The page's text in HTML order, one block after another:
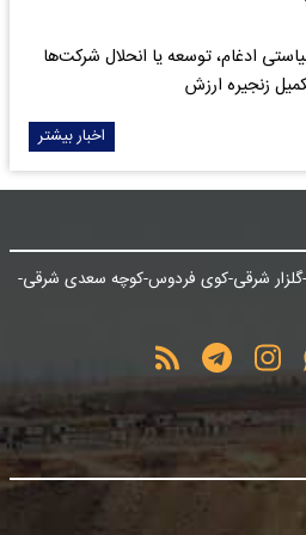
ادغام، توسعه یا انحلال شرکت‌ها
زنجیره ارزش
اخبار بیشتر
گلزار شرقی-کوی فردوس-کوچه سعدی شرقی-